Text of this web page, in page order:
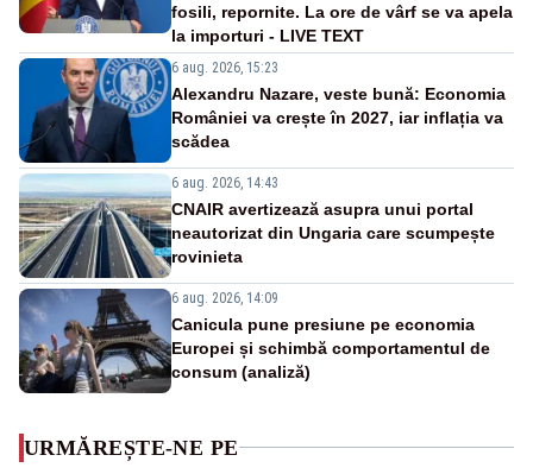
fosili, repornite. La ore de vârf se va apela
la importuri - LIVE TEXT
6 aug. 2026, 15:23
Alexandru Nazare, veste bună: Economia
României va crește în 2027, iar inflația va
scădea
6 aug. 2026, 14:43
CNAIR avertizează asupra unui portal
neautorizat din Ungaria care scumpește
rovinieta
6 aug. 2026, 14:09
Canicula pune presiune pe economia
Europei și schimbă comportamentul de
consum (analiză)
URMĂREȘTE-NE PE